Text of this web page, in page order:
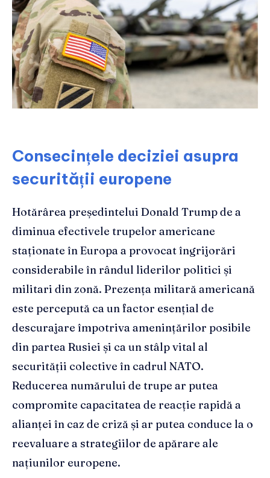
Consecințele deciziei asupra
securității europene
Hotărârea președintelui Donald Trump de a
diminua efectivele trupelor americane
staționate în Europa a provocat îngrijorări
considerabile în rândul liderilor politici și
militari din zonă. Prezența militară americană
este percepută ca un factor esențial de
descurajare împotriva amenințărilor posibile
din partea Rusiei și ca un stâlp vital al
securității colective în cadrul NATO.
Reducerea numărului de trupe ar putea
compromite capacitatea de reacție rapidă a
alianței în caz de criză și ar putea conduce la o
reevaluare a strategiilor de apărare ale
națiunilor europene.